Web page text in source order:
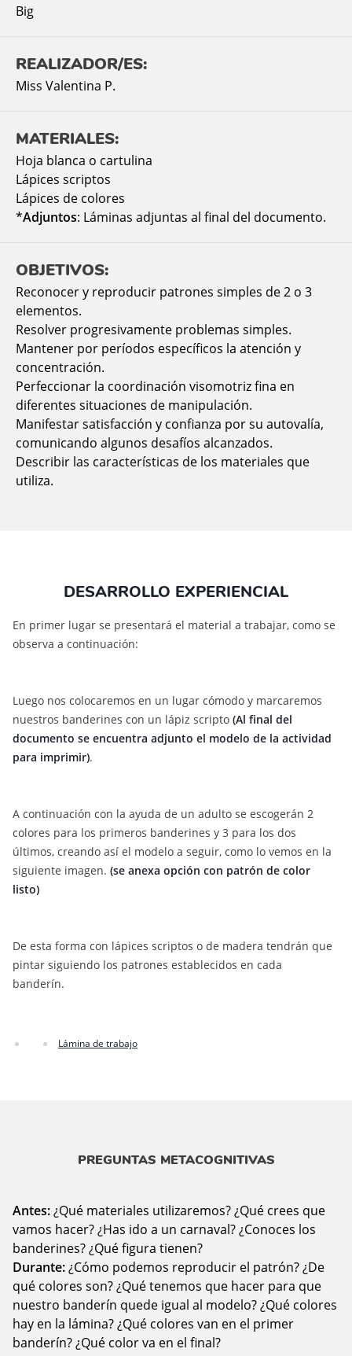
Big
REALIZADOR/ES:
Miss Valentina P.
MATERIALES:
Hoja blanca o cartulina
Lápices scriptos
Lápices de colores
*Adjuntos: Láminas adjuntas al final del documento.
OBJETIVOS:
Reconocer y reproducir patrones simples de 2 o 3
elementos.
Resolver progresivamente problemas simples.
Mantener por períodos específicos la atención y
concentración.
Perfeccionar la coordinación visomotriz fina en
diferentes situaciones de manipulación.
Manifestar satisfacción y confianza por su autovalía,
comunicando algunos desafíos alcanzados.
Describir las características de los materiales que
utiliza.
DESARROLLO EXPERIENCIAL
En primer lugar se presentará el material a trabajar, como se
observa a continuación:
Luego nos colocaremos en un lugar cómodo y marcaremos
nuestros banderines con un lápiz scripto (Al final del
documento se encuentra adjunto el modelo de la actividad
para imprimir).
A continuación con la ayuda de un adulto se escogerán 2
colores para los primeros banderines y 3 para los dos
últimos, creando así el modelo a seguir, como lo vemos en la
siguiente imagen. (se anexa opción con patrón de color
listo)
De esta forma con lápices scriptos o de madera tendrán que
pintar siguiendo los patrones establecidos en cada
banderín.
Lámina de trabajo
PREGUNTAS METACOGNITIVAS
Antes:¿Qué materiales utilizaremos? ¿Qué crees que
vamos hacer? ¿Has ido a un carnaval? ¿Conoces los
banderines? ¿Qué figura tienen?
Durante:¿Cómo podemos reproducir el patrón? ¿De
qué colores son? ¿Qué tenemos que hacer para que
nuestro banderín quede igual al modelo? ¿Qué colores
hay en la lámina? ¿Qué colores van en el primer
banderín? ¿Qué color va en el final?